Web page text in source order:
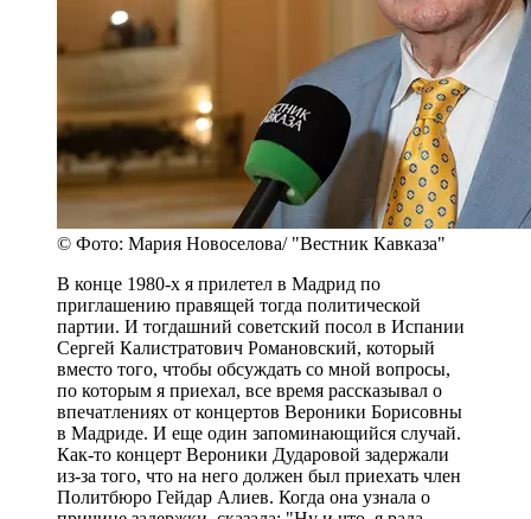
© Фото: Мария Новоселова/ "Вестник Кавказа"
В конце 1980-х я прилетел в Мадрид по
приглашению правящей тогда политической
партии. И тогдашний советский посол в Испании
Сергей Калистратович Романовский, который
вместо того, чтобы обсуждать со мной вопросы,
по которым я приехал, все время рассказывал о
впечатлениях от концертов Вероники Борисовны
в Мадриде. И еще один запоминающийся случай.
Как-то концерт Вероники Дударовой задержали
из-за того, что на него должен был приехать член
Политбюро Гейдар Алиев. Когда она узнала о